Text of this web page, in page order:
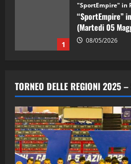
1
"SportEmpire" in
“SportEmpire”
(Martedi 05
08/05/2026
2
“SportEmpire”
(Martedi 28
28/04/2026
"SportEmpire" in
“SportEmpire”
(Martedi 21
TORNEO DELLE REGIONI 2025